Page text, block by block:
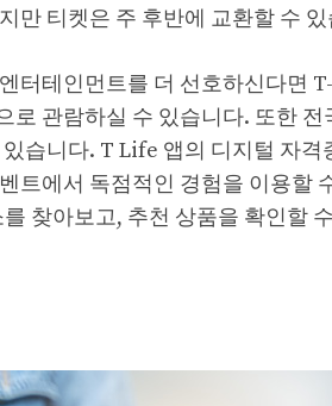
만 티켓은 주 후반에 교환할 수
터테인먼트를 더 선호하신다면
로 관람하실 수 있습니다. 또한
습니다. T Life 앱의 디지털 자
트에서 독점적인 경험을 이용할
찾아보고, 추천 상품을 확인할